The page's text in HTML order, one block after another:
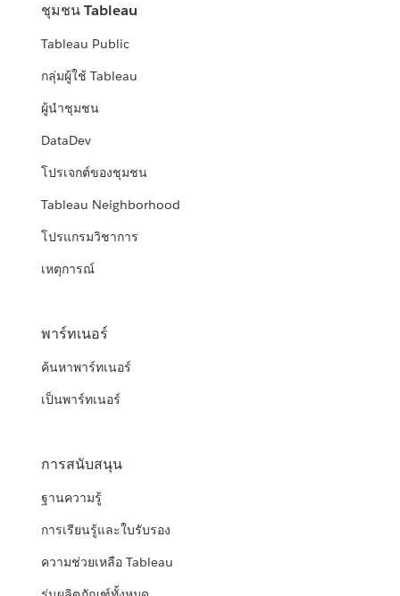
ชุมชน Tableau
Tableau Public
กลุ่มผู้ใช้ Tableau
ผู้นำชุมชน
DataDev
โปรเจกต์ของชุมชน
Tableau Neighborhood
โปรแกรมวิชาการ
เหตุการณ์
พาร์ทเนอร์
ค้นหาพาร์ทเนอร์
เป็นพาร์ทเนอร์
การสนับสนุน
ฐานความรู้
การเรียนรู้และใบรับรอง
ความช่วยเหลือ Tableau